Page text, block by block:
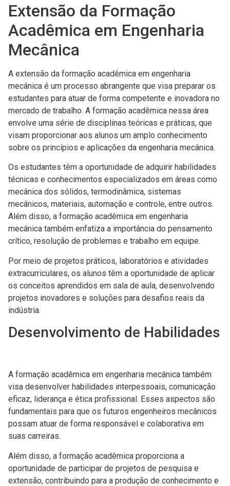
Extensão da Formação
Acadêmica em Engenharia
Mecânica
A extensão da formação acadêmica em engenharia
mecânica é um processo abrangente que visa preparar os
estudantes para atuar de forma competente e inovadora no
mercado de trabalho. A formação acadêmica nessa área
envolve uma série de disciplinas teóricas e práticas, que
visam proporcionar aos alunos um amplo conhecimento
sobre os princípios e aplicações da engenharia mecânica.
Os estudantes têm a oportunidade de adquirir habilidades
técnicas e conhecimentos especializados em áreas como
mecânica dos sólidos, termodinâmica, sistemas
mecânicos, materiais, automação e controle, entre outros.
Além disso, a formação acadêmica em engenharia
mecânica também enfatiza a importância do pensamento
crítico, resolução de problemas e trabalho em equipe.
Por meio de projetos práticos, laboratórios e atividades
extracurriculares, os alunos têm a oportunidade de aplicar
os conceitos aprendidos em sala de aula, desenvolvendo
projetos inovadores e soluções para desafios reais da
indústria.
Desenvolvimento de Habilidades
A formação acadêmica em engenharia mecânica também
visa desenvolver habilidades interpessoais, comunicação
eficaz, liderança e ética profissional. Esses aspectos são
fundamentais para que os futuros engenheiros mecânicos
possam atuar de forma responsável e colaborativa em
suas carreiras.
Além disso, a formação acadêmica proporciona a
oportunidade de participar de projetos de pesquisa e
extensão, contribuindo para a produção de conhecimento e